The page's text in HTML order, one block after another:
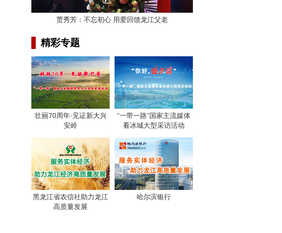
贾秀芳：不忘初心 用爱回馈龙江父老
精彩专题
壮丽70周年·见证新大兴
安岭
“一带一路”国家主流媒体
看冰城大型采访活动
黑龙江省农信社助力龙江
高质量发展
哈尔滨银行